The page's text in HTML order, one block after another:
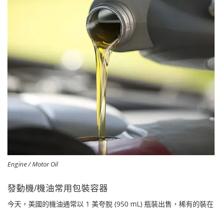
Engine / Motor Oil
發動機/機油常用包裝容器
今天，美國的機油通常以 1 美夸脫 (950 mL) 瓶裝出售，稀有的裝在